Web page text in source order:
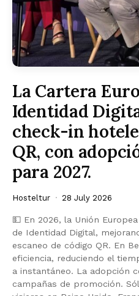
La Cartera
Identidad
check-in
QR, con
para 2027.
Hosteltur 28 July 2026
💵 En 2026, la Unión
de Identidad Digital,
escaneo de código QR. En
eficiencia, reduciendo el
a instantáneo. La adopción
campañas de promoción.